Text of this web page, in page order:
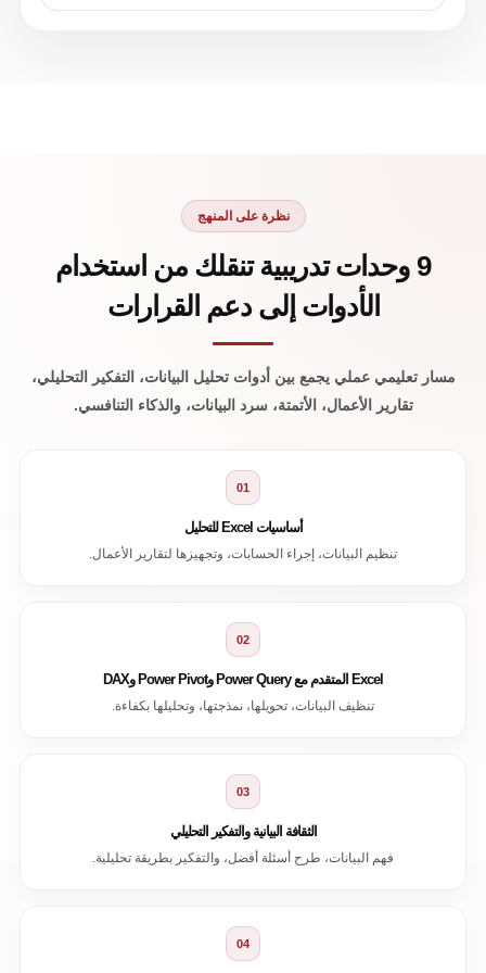
نظرة على المنهج
9 وحدات تدريبية تنقلك من استخدام
الأدوات إلى دعم القرارات
مسار تعليمي عملي يجمع بين أدوات تحليل البيانات، التفكير التحليلي،
تقارير الأعمال، الأتمتة، سرد البيانات، والذكاء التنافسي.
01
أساسيات Excel للتحليل
تنظيم البيانات، إجراء الحسابات، وتجهيزها لتقارير الأعمال.
02
Excel المتقدم مع Power Query وPower Pivot وDAX
تنظيف البيانات، تحويلها، نمذجتها، وتحليلها بكفاءة.
03
الثقافة البيانية والتفكير التحليلي
فهم البيانات، طرح أسئلة أفضل، والتفكير بطريقة تحليلية.
04